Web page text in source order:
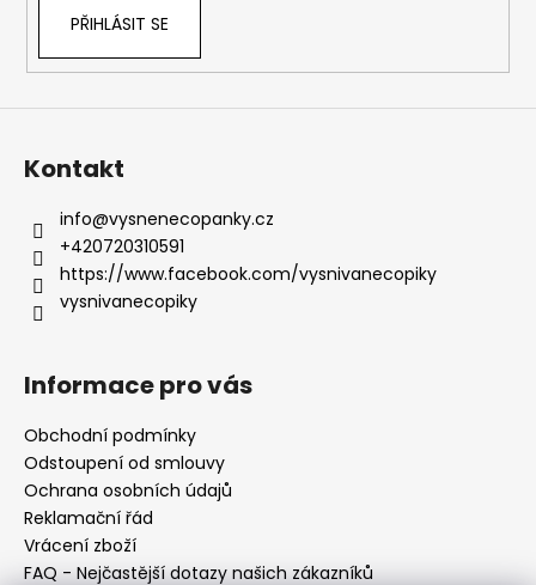
u
PŘIHLÁSIT SE
Kontakt
info@vysnenecopanky.cz
+420720310591
https://www.facebook.com/vysnivanecopiky
vysnivanecopiky
Informace pro vás
Obchodní podmínky
Odstoupení od smlouvy
Ochrana osobních údajů
Reklamační řád
Vrácení zboží
FAQ - Nejčastější dotazy našich zákazníků